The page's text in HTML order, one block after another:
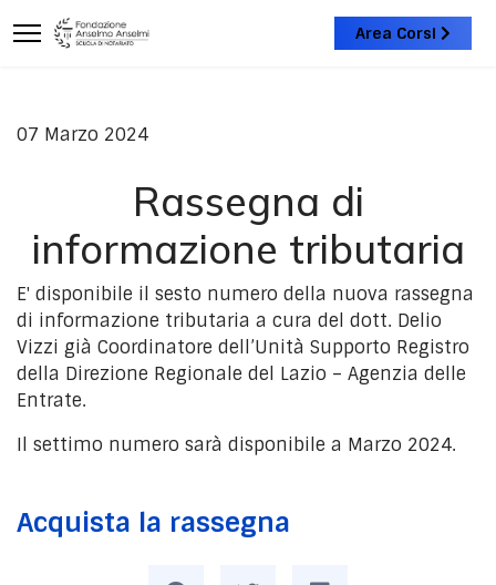
Area Corsi
07 Marzo 2024
Rassegna di
informazione tributaria
E' disponibile il sesto numero della nuova rassegna
di informazione tributaria a cura del dott. Delio
Vizzi già Coordinatore dell’Unità Supporto Registro
della Direzione Regionale del Lazio – Agenzia delle
Entrate.
Il settimo numero sarà disponibile a Marzo 2024.
Acquista la rassegna